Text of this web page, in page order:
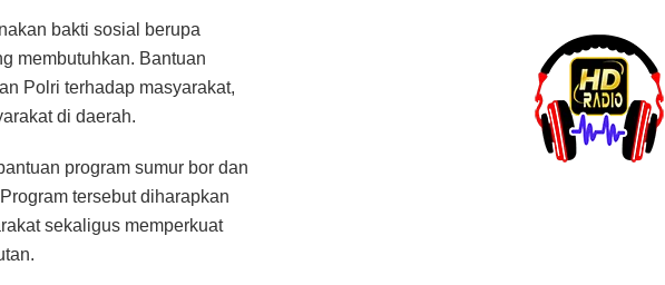
bakti sosial berupa
membutuhkan. Bantuan
Polri terhadap masyarakat,
di daerah.
program sumur bor dan
tersebut diharapkan
sekaligus memperkuat